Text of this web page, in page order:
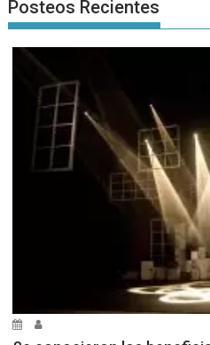
Posteos Recientes